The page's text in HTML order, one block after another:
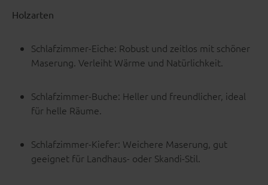
Holzarten
Schlafzimmer-Eiche: Robust und zeitlos mit schöner
Maserung. Verleiht Wärme und Natürlichkeit.
Schlafzimmer-Buche: Heller und freundlicher, ideal
für helle Räume.
Schlafzimmer-Kiefer: Weichere Maserung, gut
geeignet für Landhaus- oder Skandi-Stil.